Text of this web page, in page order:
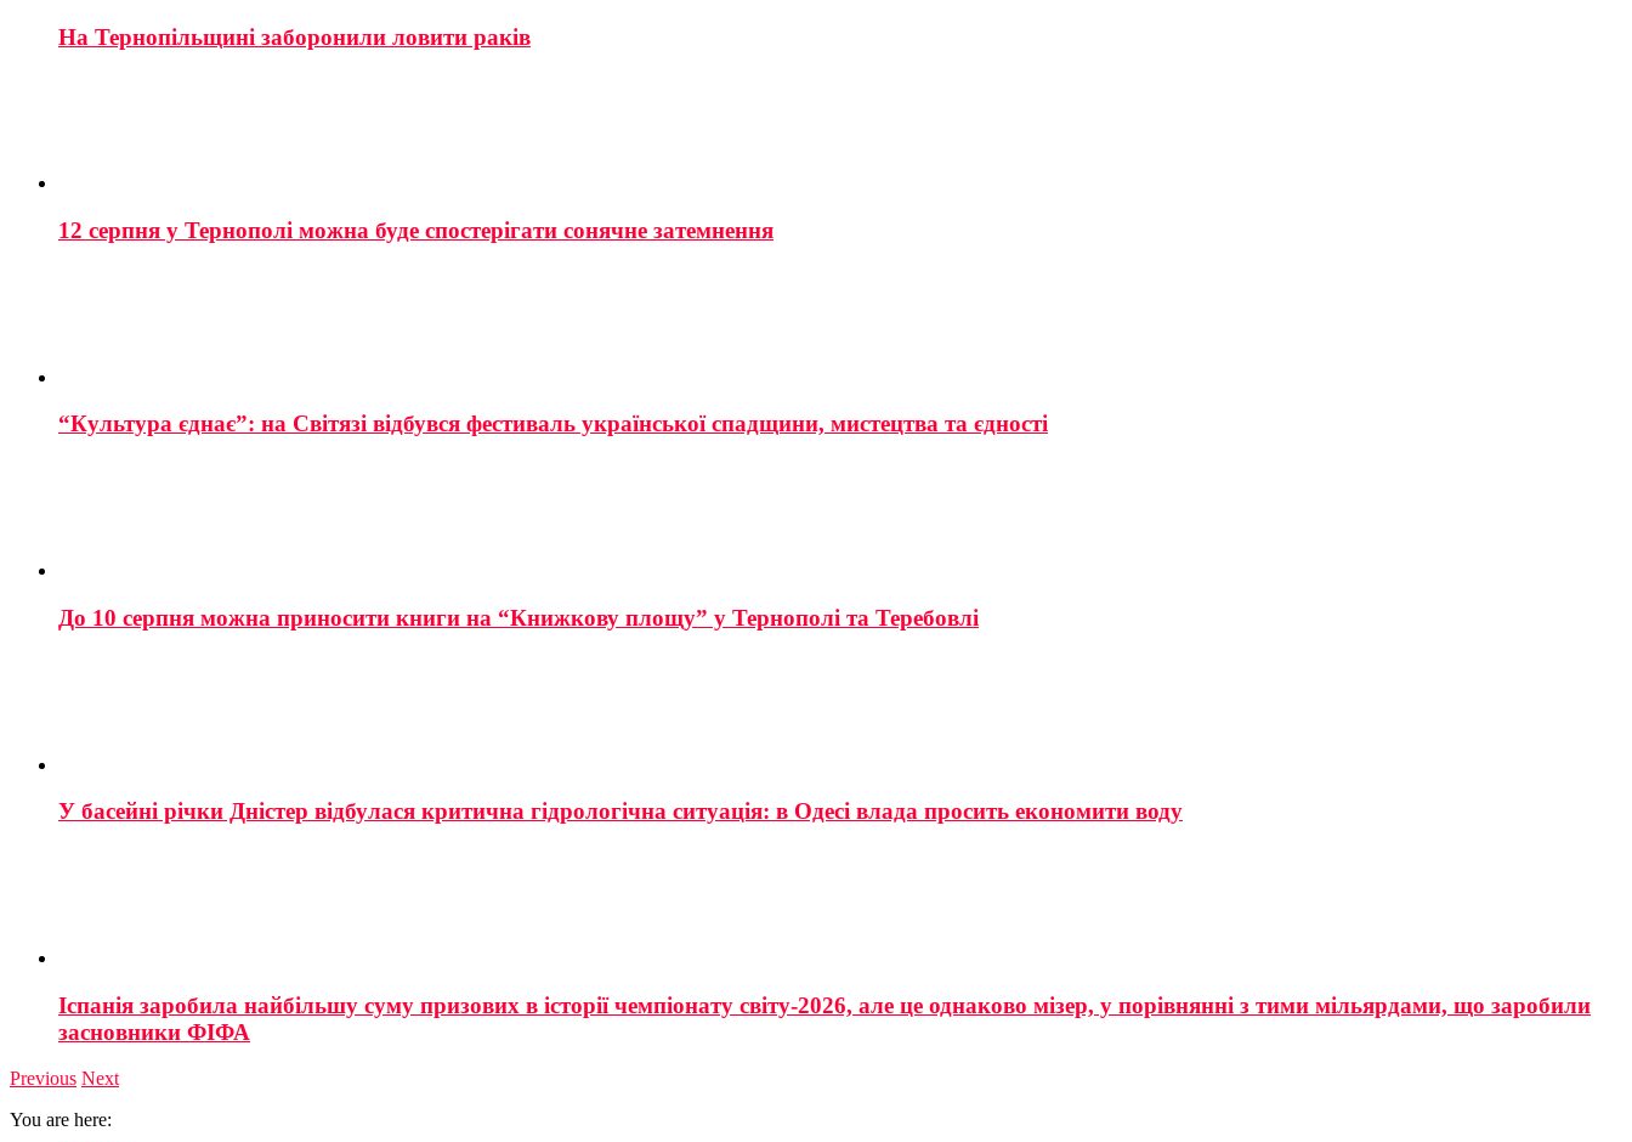
На Тернопільщині заборонили ловити раків
12 серпня у Тернополі можна буде спостерігати сонячне затемнення
“Культура єднає”: на Світязі відбувся фестиваль української спадщини, мистецтва та єдності
До 10 серпня можна приносити книги на “Книжкову площу” у Тернополі та Теребовлі
У басейні річки Дністер відбулася критична гідрологічна ситуація: в Одесі влада просить економити воду
Іспанія заробила найбільшу суму призових в історії чемпіонату світу-2026, але це однаково мізер, у порівнянні з тими мільярдами, що заробили
засновники ФІФА
Previous Next
You are here: